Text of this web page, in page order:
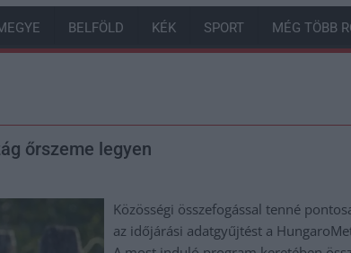
BELFÖLD KÉK SPORT MÉG TÖBB
őrszeme legyen
Közösségi összefogással tenné
az időjárási adatgyűjtést a